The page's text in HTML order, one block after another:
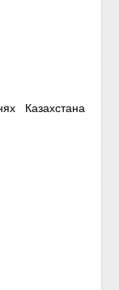
Казахстана